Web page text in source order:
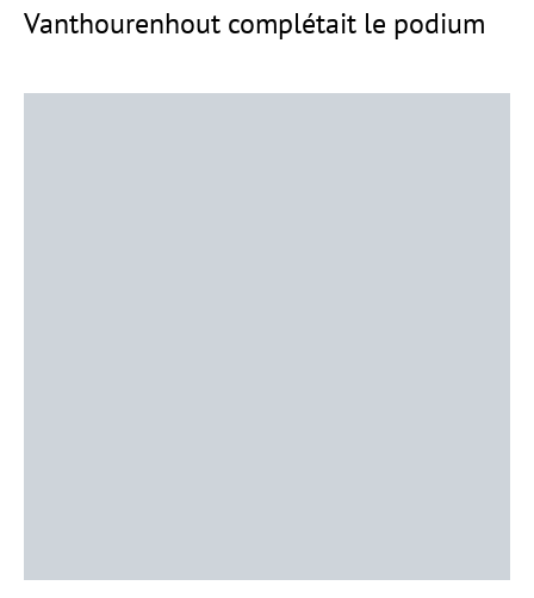
Vanthourenhout complétait le podium